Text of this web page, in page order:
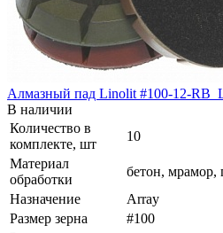
Алмазный пад Linolit #100-12-
В наличии
Количество в
комплекте, шт
10
Материал
обработки
бетон, мрамор,
Назначение
Array
Размер зерна
#100